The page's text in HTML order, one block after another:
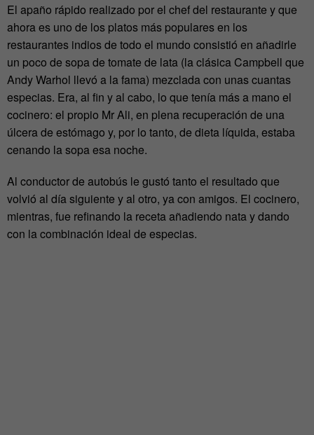
El apaño rápido realizado por el chef del restaurante y que
ahora es uno de los platos más populares en los
restaurantes indios de todo el mundo consistió en añadirle
un poco de sopa de tomate de lata (la clásica Campbell que
Andy Warhol llevó a la fama) mezclada con unas cuantas
especias. Era, al fin y al cabo, lo que tenía más a mano el
cocinero: el propio Mr Ali, en plena recuperación de una
úlcera de estómago y, por lo tanto, de dieta líquida, estaba
cenando la sopa esa noche.
Al conductor de autobús le gustó tanto el resultado que
volvió al día siguiente y al otro, ya con amigos. El cocinero,
mientras, fue refinando la receta añadiendo nata y dando
con la combinación ideal de especias.